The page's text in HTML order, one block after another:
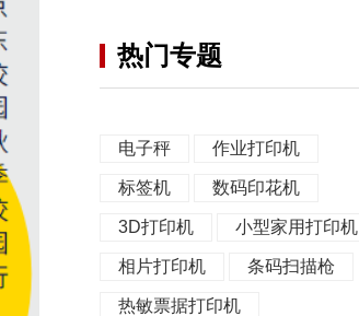
热门专题
电子秤 作业打印机
标签机 数码印花机
3D打印机 小型家用打印机
相片打印机 条码扫描枪
热敏票据打印机